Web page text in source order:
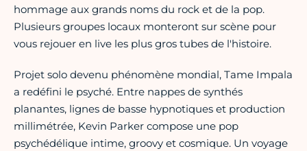
hommage aux grands noms du rock et de la pop.
Plusieurs groupes locaux monteront sur scène pour
vous rejouer en live les plus gros tubes de l'histoire.
Projet solo devenu phénomène mondial, Tame Impala
a redéfini le psyché. Entre nappes de synthés
planantes, lignes de basse hypnotiques et production
millimétrée, Kevin Parker compose une pop
psychédélique intime, groovy et cosmique. Un voyage